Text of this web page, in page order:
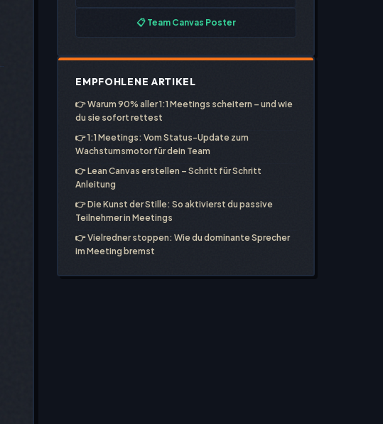
📋 Team Canvas Poster
EMPFOHLENE ARTIKEL
👉Warum 90% aller 1:1 Meetings scheitern – und wie
du sie sofort rettest
👉1:1 Meetings: Vom Status-Update zum
Wachstumsmotor für dein Team
👉Lean Canvas erstellen – Schritt für Schritt
Anleitung
👉Die Kunst der Stille: So aktivierst du passive
Teilnehmer in Meetings
👉Vielredner stoppen: Wie du dominante Sprecher
im Meeting bremst